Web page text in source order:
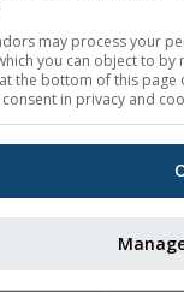
may process your
you can object to
the bottom of this page
in privacy and